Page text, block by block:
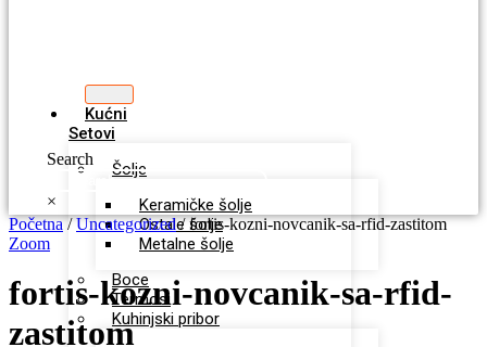
Kućni
Setovi
Šolje
Keramičke šolje
Ostale šolje
Metalne šolje
Boce
Termosi
Kuhinjski pribor
Search
×
Početna/Uncategorized/ fortis-kozni-novcanik-sa-rfid-zastitom
Zoom
fortis-kozni-novcanik-sa-rfid-
zastitom